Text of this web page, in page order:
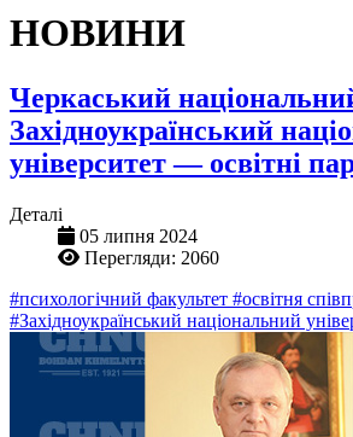
НОВИНИ
Черкаський
Західноукраїнський
університет — освітні
Деталі
05 липня 2024
Перегляди: 2060
#психологічний факультет #освітня
#Західноукраїнський національний